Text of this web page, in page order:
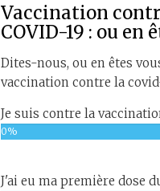
Vaccination
COVID-19 : ou en
Dites-nous, ou en êtes
vaccination contre la
Je suis contre la
0%
J'ai eu ma première dose